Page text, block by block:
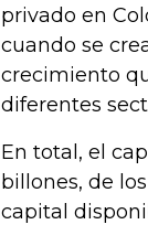
privado en
cuando se
crecimiento
diferentes
En total, el
billones, de
capital